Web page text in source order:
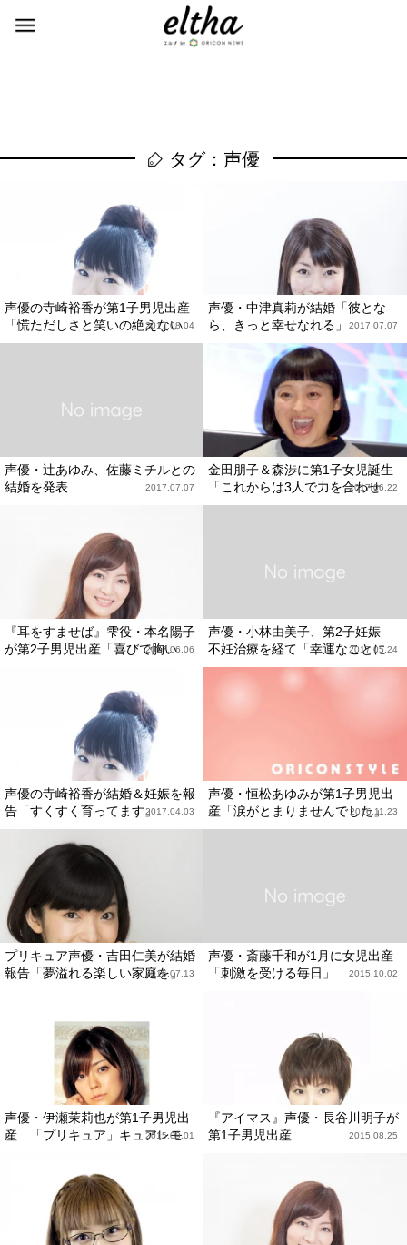
タグ：声優
声優の寺崎裕香が第1子男児出産
「慌ただしさと笑いの絶えない...
2017.08.04
声優・中津真莉が結婚「彼とな
ら、きっと幸せなれる」
2017.07.07
声優・辻あゆみ、佐藤ミチルとの
結婚を発表
2017.07.07
金田朋子＆森渉に第1子女児誕生
「これからは3人で力を合わせ...
2017.06.22
『耳をすませば』雫役・本名陽子
が第2子男児出産「喜びで胸い...
2017.06.06
声優・小林由美子、第2子妊娠
不妊治療を経て「幸運なことに...
2017.05.24
声優の寺崎裕香が結婚＆妊娠を報
告「すくすく育ってます」2017.04.03
声優・恒松あゆみが第1子男児出
産「涙がとまりませんでした」
2016.11.23
プリキュア声優・吉田仁美が結婚
報告「夢溢れる楽しい家庭を」
2016.07.13
声優・斎藤千和が1月に女児出産
「刺激を受ける毎日」
2015.10.02
声優・伊瀬茉莉也が第1子男児出
産 「プリキュア」キュアレモ...
2015.09.01
『アイマス』声優・長谷川明子が
第1子男児出産
2015.08.25